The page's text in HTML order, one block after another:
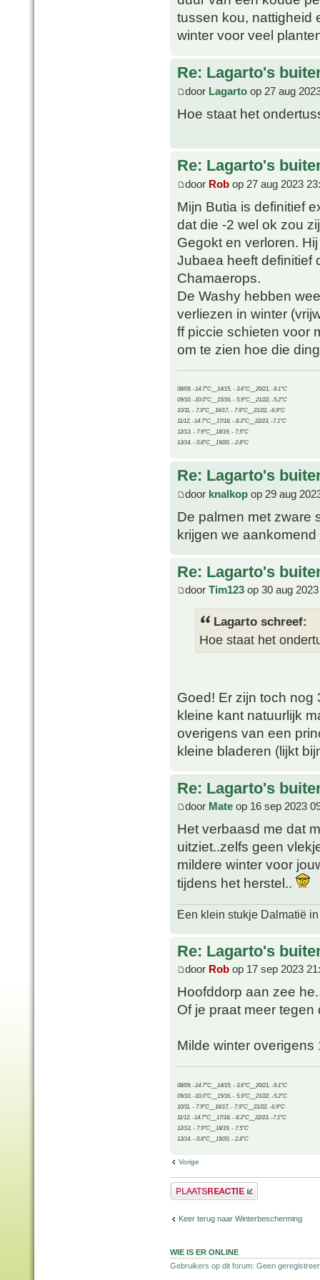
tussen kou, nattigheid
winter voor veel
Re: Lagarto's
door Lagarto op 27 aug
Hoe staat het
Re: Lagarto's
door Rob op 27 aug 2023
Mijn Butia is definitief
dat die -2 wel ok zou
Gegokt en verloren.
Jubaea heeft definitief
Chamaerops.
De Washy hebben
verliezen in winter
ff piccie schieten voor
om te zien hoe die
08/09, -14.7°C__14/15, - 3.6°C__20/21, -9.1°C
09/10, -10.0°C__15/16, - 5.9°C__21/22, -5.2°C
10/11, - 7.9°C__16/17, - 7.9°C__21/22, -6.9°C
11/12, -14.7°C__17/18, - 8.3°C__22/23, -7.1°C
12/13, - 7.9°C__18/19, - 7.5°C
13/14, - 0.8°C__19/20, - 2.8°C
Re: Lagarto's
door knalkop op 29 aug
De palmen met zware
krijgen we
Re: Lagarto's
door Tim123 op 30 aug
Lagarto schreef:
Hoe staat het
Goed! Er zijn toch
kleine kant natuurlijk
overigens van een
kleine bladeren (lijkt
Re: Lagarto's
door Mate op 16 sep 2023
Het verbaasd me dat
uitziet..zelfs geen
mildere winter voor
tijdens het herstel..
Een klein stukje Dalmatië
Re: Lagarto's
door Rob op 17 sep 2023
Hoofddorp aan zee
Of je praat meer
Milde winter overigens
08/09, -14.7°C__14/15, - 3.6°C__20/21, -9.1°C
09/10, -10.0°C__15/16, - 5.9°C__21/22, -5.2°C
10/11, - 7.9°C__16/17, - 7.9°C__21/22, -6.9°C
11/12, -14.7°C__17/18, - 8.3°C__22/23, -7.1°C
12/13, - 7.9°C__18/19, - 7.5°C
13/14, - 0.8°C__19/20, - 2.8°C
Vorige
Plaats een reactie
Keer terug naar Winterbescherming
WIE IS ER ONLINE
Gebruikers op dit forum: Geen